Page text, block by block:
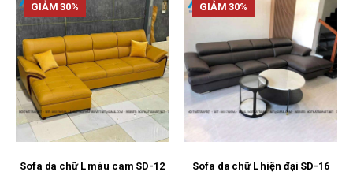
GIẢM 30%
Sofa da chữ L màu cam SD-12
GIẢM 30%
Sofa da chữ L hiện đại SD-16